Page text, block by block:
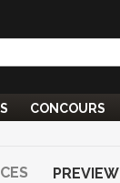
CONCOURS
PREVIEW